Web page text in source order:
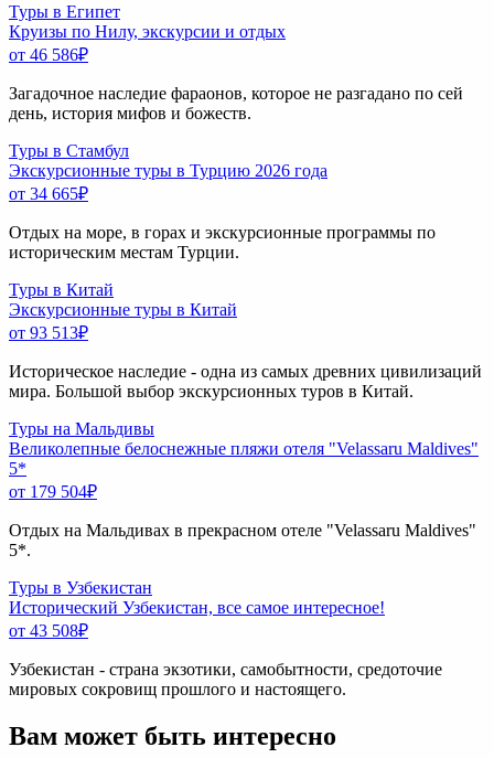
Туры в Египет
Круизы по Нилу, экскурсии и отдых
от 46 586₽
Загадочное наследие фараонов, которое не разгадано по сей
день, история мифов и божеств.
Туры в Стамбул
Экскурсионные туры в Турцию 2026 года
от 34 665₽
Отдых на море, в горах и экскурсионные программы по
историческим местам Турции.
Туры в Китай
Экскурсионные туры в Китай
от 93 513₽
Историческое наследие - одна из самых древних цивилизаций
мира. Большой выбор экскурсионных туров в Китай.
Туры на Мальдивы
Великолепные белоснежные пляжи отеля "Velassaru Maldives"
5*
от 179 504₽
Отдых на Мальдивах в прекрасном отеле "Velassaru Maldives"
5*.
Туры в Узбекистан
Исторический Узбекистан, все самое интересное!
от 43 508₽
Узбекистан - страна экзотики, самобытности, средоточие
мировых сокровищ прошлого и настоящего.
Вам может быть интересно